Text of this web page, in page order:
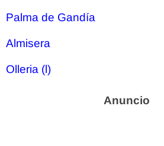
Palma de Gandía
Almisera
Olleria (l)